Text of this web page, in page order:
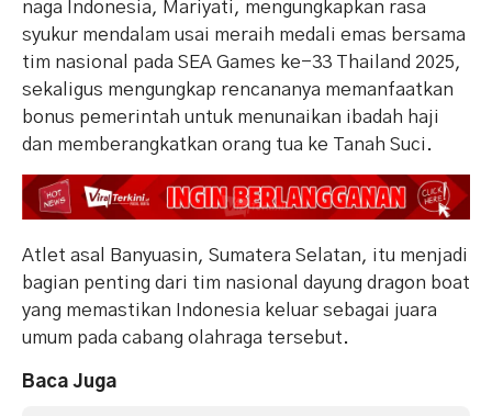
naga Indonesia, Mariyati, mengungkapkan rasa
syukur mendalam usai meraih medali emas bersama
tim nasional pada SEA Games ke-33 Thailand 2025,
sekaligus mengungkap rencananya memanfaatkan
bonus pemerintah untuk menunaikan ibadah haji
dan memberangkatkan orang tua ke Tanah Suci.
Atlet asal Banyuasin, Sumatera Selatan, itu menjadi
bagian penting dari tim nasional dayung dragon boat
yang memastikan Indonesia keluar sebagai juara
umum pada cabang olahraga tersebut.
Baca Juga